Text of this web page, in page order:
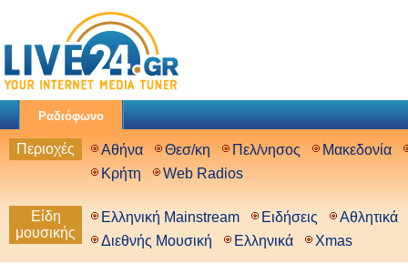
Ραδιόφωνο
Περιοχές Αθήνα Θεσ/κη Πελ/νησος
Μακεδονία
Κρήτη
Web Radios
Είδη
μουσικής
Ελληνική Mainstream Ειδήσεις
Αθλητικά
Διεθνής Μουσική
Ελληνικά Xmas